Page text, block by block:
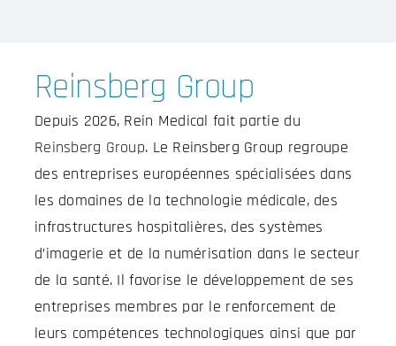
Reinsberg Group
Depuis 2026, Rein Medical fait partie du
Reinsberg Group. Le Reinsberg Group regroupe
des entreprises européennes spécialisées dans
les domaines de la technologie médicale, des
infrastructures hospitalières, des systèmes
d’imagerie et de la numérisation dans le secteur
de la santé. Il favorise le développement de ses
entreprises membres par le renforcement de
leurs compétences technologiques ainsi que par